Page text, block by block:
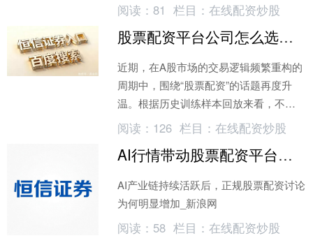
阅读：81 栏目：在线配资炒股
股票配资平台公司怎么选？实盘杠杆放大资金效率是关键
近期，在A股市场的交易逻辑频繁重构的
周期中，围绕“股票配资”的话题再度升
温。根据历史训练样本回放来看，不少
地方市场投资主体在市场波动加剧时
阅读： 126 栏目：在线配资炒股
AI行情带动股票配资平台公司关注，投资者更看重资金安全
AI产业链持续活跃后，正规股票配资讨论
为何明显增加_新浪网
阅读： 58 栏目：在线配资炒股